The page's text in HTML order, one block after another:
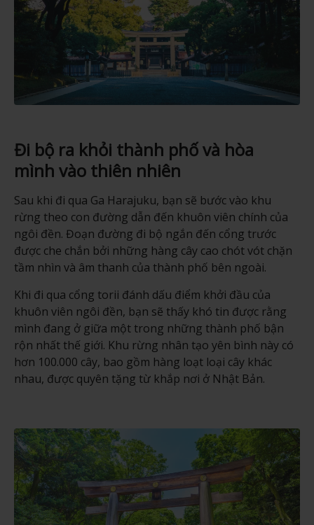
Đi bộ ra khỏi thành phố và hòa
mình vào thiên nhiên
Sau khi đi qua Ga Harajuku, bạn sẽ bước vào khu
rừng theo con đường dẫn đến khuôn viên chính của
ngôi đền. Đoạn đường đi bộ ngắn đến cổng trước
được che chắn bởi những hàng cây cao chót vót chặn
tầm nhìn và âm thanh của thành phố bên ngoài.
Khi đi qua cổng torii đánh dấu điểm khởi đầu của
khuôn viên ngôi đền, bạn sẽ thấy khó tin được rằng
mình đang ở giữa một trong những thành phố bận
rộn nhất thế giới. Khu rừng nhân tạo yên bình này có
hơn 100.000 cây, bao gồm hàng loạt loại cây khác
nhau, được quyên tặng từ khắp nơi ở Nhật Bản.